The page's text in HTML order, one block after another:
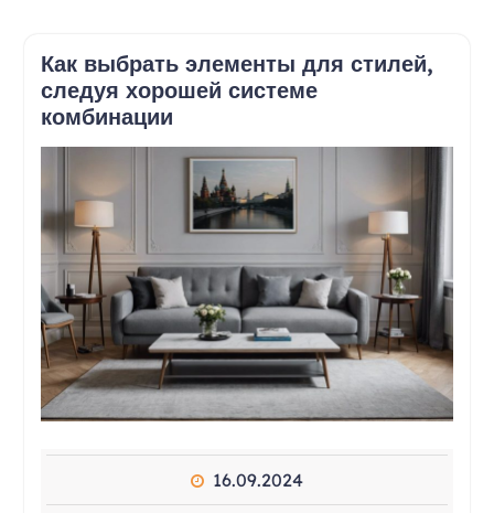
Как выбрать элементы для стилей,
следуя хорошей системе
комбинации
16.09.2024